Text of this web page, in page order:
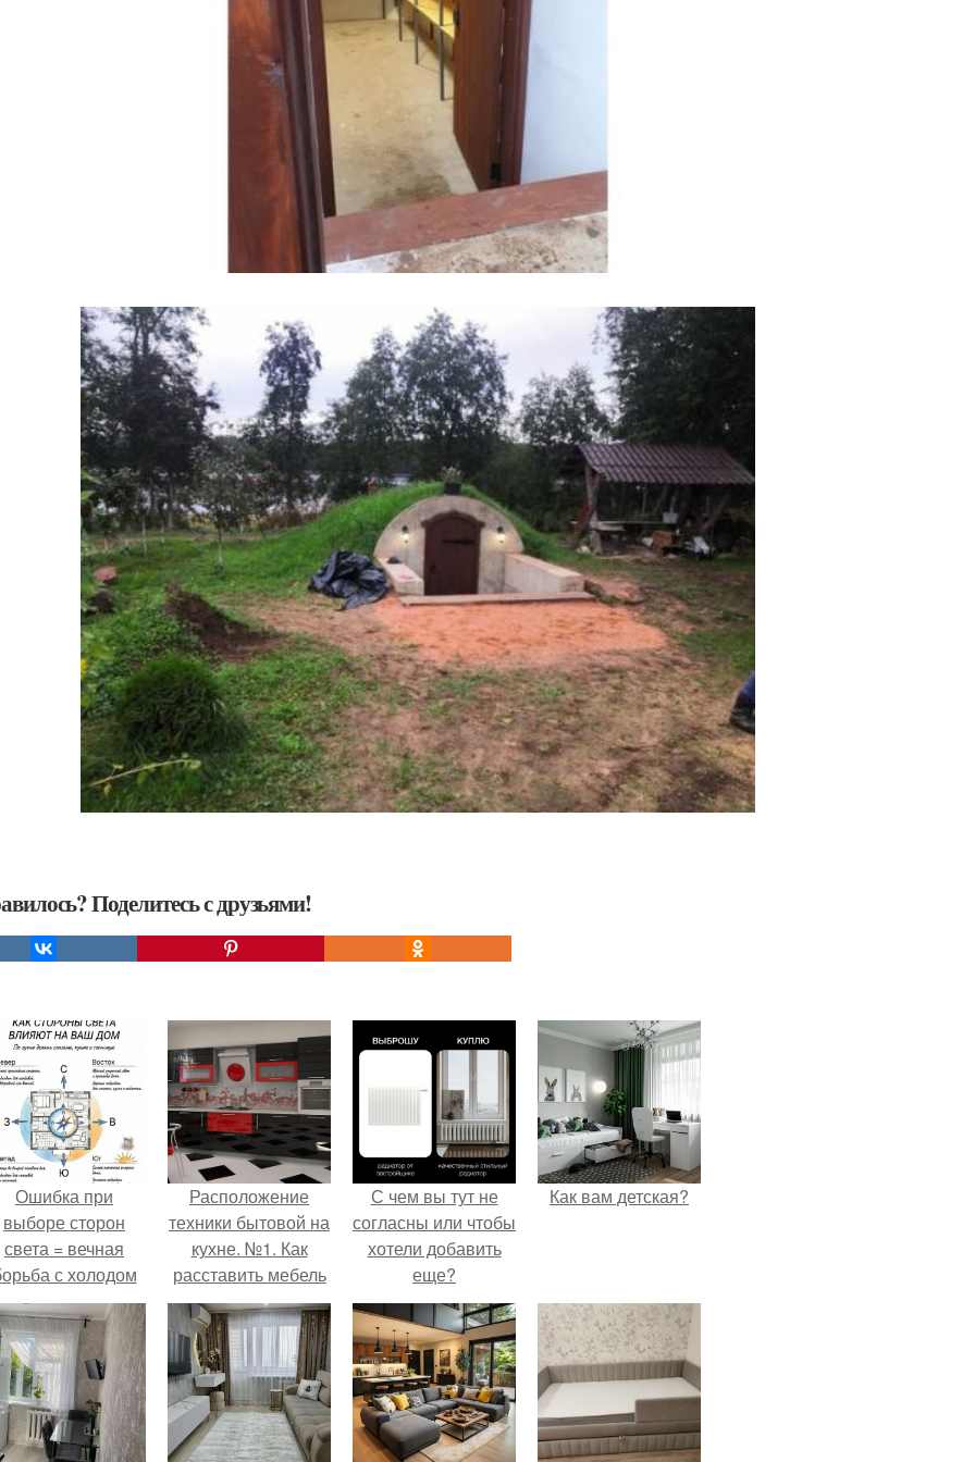
Поделитесь с друзьями!
Ошибка при
выборе сторон
света = вечная
с холодом
или светом.
Расположение
техники бытовой на
кухне. №1. Как
расставить мебель
на кухне?
С чем вы тут не
согласны или чтобы
хотели добавить
еще?
Как вам детская?